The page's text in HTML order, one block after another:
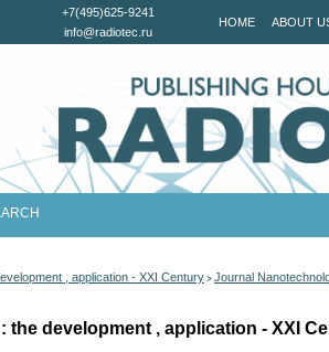
HOME ABOUT
+7(495)625-9241
info@radiotec.ru
, application - XXI Century > Journal
development , application - XXI